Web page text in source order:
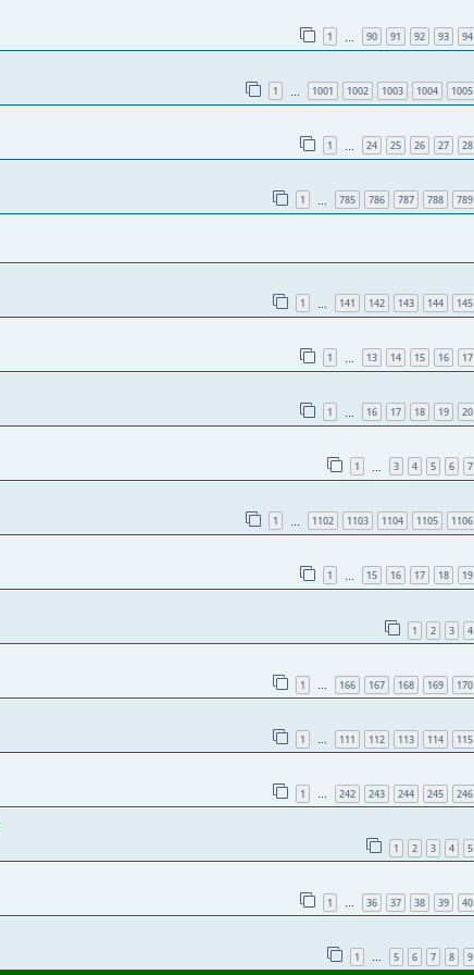
1 90 91 92 93 94
1 1001 1002 1003 1004 1005
1 24 25 26 27 28
1 785 786 787 788 789
1 141 142 143 144 145
1 13 14 15 16 17
1 16 17 18 19 20
1 3 4 5 6 7
1 1102 1103 1104 1105 1106
1 15 16 17 18 19
1 2 3 4
1 … 166 167 168 169 170
1 … 111 112 113 114 115
1 … 242 243 244 245 246
1 2 3 4 5
1 … 36 37 38 39 40
1 … 5 6 7 8 9